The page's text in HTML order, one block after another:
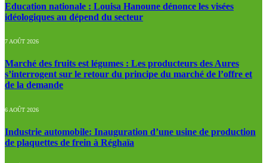
Education nationale : Louisa Hanoune dénonce les visées
idéologiques au dépend du secteur
7 AOÛT 2026
Marché des fruits est légumes : Les producteurs des Aures
s’interrogent sur le retour du principe du marché de l’offre et
de la demande
6 AOÛT 2026
Industrie automobile: Inauguration d’une usine de production
de plaquettes de frein à Réghaïa